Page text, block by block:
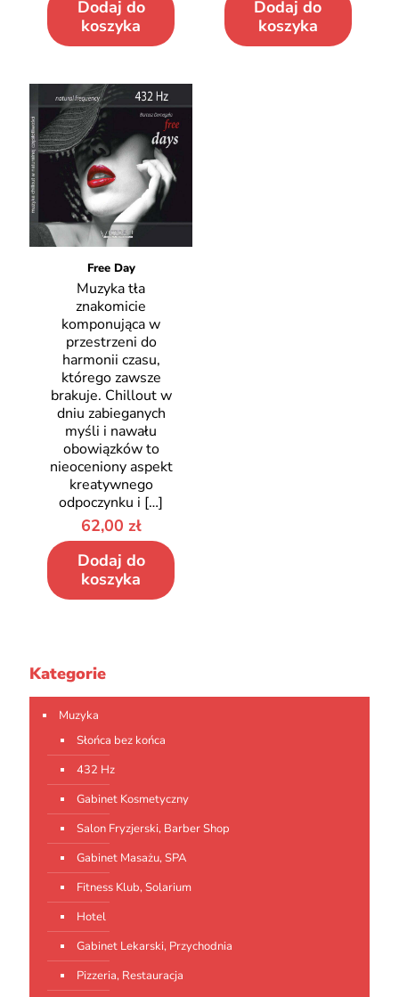
Dodaj do
koszyka
Dodaj do
koszyka
Free Day
Muzyka tła
znakomicie
komponująca w
przestrzeni do
harmonii czasu,
którego zawsze
brakuje. Chillout w
dniu zabieganych
myśli i nawału
obowiązków to
nieoceniony aspekt
kreatywnego
odpoczynku i […]
62,00 zł
Dodaj do
koszyka
Kategorie
Muzyka
Słońca bez końca
432 Hz
Gabinet Kosmetyczny
Salon Fryzjerski, Barber Shop
Gabinet Masażu, SPA
Fitness Klub, Solarium
Hotel
Gabinet Lekarski, Przychodnia
Pizzeria, Restauracja